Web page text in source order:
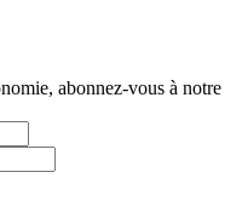
abonnez-vous à notre